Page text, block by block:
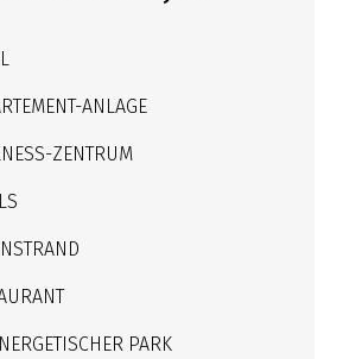
ANLAGE
ZENTRUM
PARK